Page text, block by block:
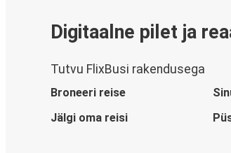
Digitaalne pilet ja
Tutvu FlixBusi rakendusega
Broneeri reise
Jälgi oma reisi